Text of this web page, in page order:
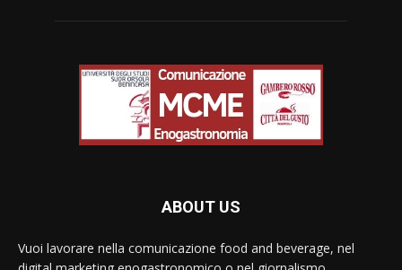
ABOUT US
Vuoi lavorare nella comunicazione food and beverage, nel